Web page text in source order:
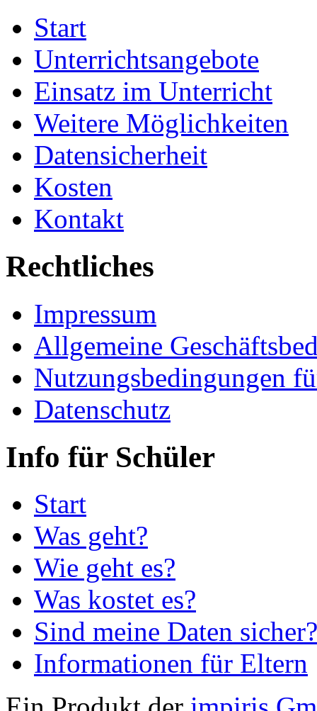
Start
Unterrichtsangebote
Einsatz im Unterricht
Weitere Möglichkeiten
Datensicherheit
Kosten
Kontakt
Rechtliches
Impressum
Allgemeine
Nutzungsbedingungen
Datenschutz
Info für Schüler
Start
Was geht?
Wie geht es?
Was kostet es?
Sind meine Daten sicher?
Informationen für Eltern